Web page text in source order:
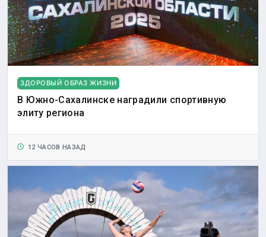
ЗДОРОВЫЙ ОБРАЗ ЖИЗНИ
В Южно-Сахалинске наградили спортивную
элиту региона
12 ЧАСОВ НАЗАД